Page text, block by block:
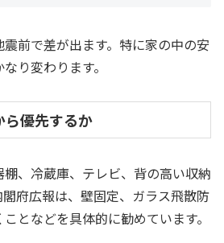
前で差が出ます。特に家の中の安
り変わります。
ら優先するか
、冷蔵庫、テレビ、背の高い収納
府広報は、壁固定、ガラス飛散防
となどを具体的に勧めています。